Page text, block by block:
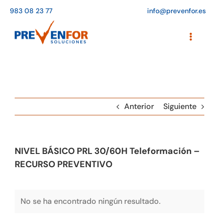
contenido
983 08 23 77 info@prevenfor.es
Toggle
Anterior Siguiente
NIVEL BÁSICO PRL 30/60H Teleformación –
RECURSO PREVENTIVO
No se ha encontrado ningún resultado.